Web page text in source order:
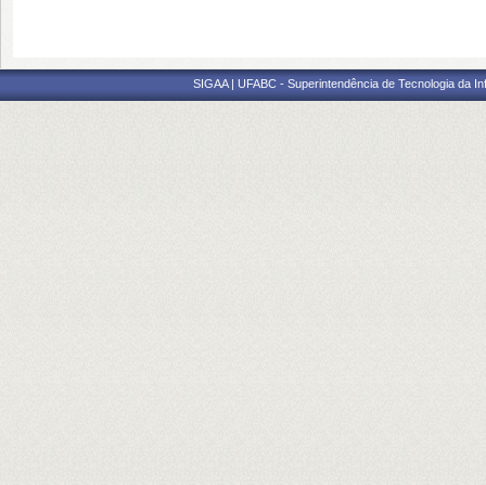
SIGAA | UFABC - Superintendência de Tecnologia da